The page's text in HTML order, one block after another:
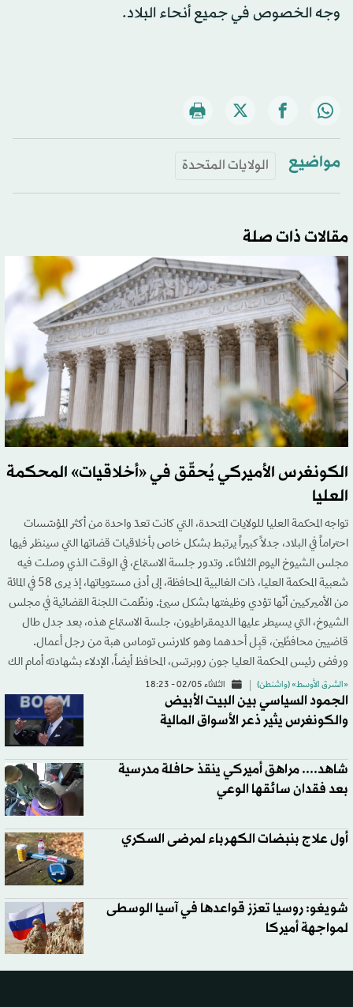
وجه الخصوص في جميع أنحاء البلاد.
مواضيع الولايات المتحدة
مقالات ذات صلة
الكونغرس الأميركي يُحقّق في «أخلاقيات» المحكمة
العليا
تواجه المحكمة العليا للولايات المتحدة، التي كانت تعدّ واحدة من أكثر المؤسّسات
احتراماً في البلاد، جدلاً كبيراً يرتبط بشكل خاص بأخلاقيات قضاتها التي سينظر فيها
مجلس الشيوخ اليوم الثلاثاء. وتدور جلسة الاستماع، في الوقت الذي وصلت فيه
شعبية المحكمة العليا، ذات الغالبية المحافظة، إلى أدنى مستوياتها، إذ يرى 58 في المائة
من الأميركيين أنّها تؤدي وظيفتها بشكل سيئ. ونظّمت اللجنة القضائية في مجلس
الشيوخ، التي يسيطر عليها الديمقراطيون، جلسة الاستماع هذه، بعد جدل طال
قاضيين محافظَين، قبِل أحدهما وهو كلارنس توماس هبة من رجل أعمال.
ورفض رئيس المحكمة العليا جون روبرتس، المحافظ أيضاً، الإدلاء بشهادته أمام الك
«الشرق الأوسط» (واشنطن) الثلاثاء 02/05 - 18:23
الجمود السياسي بين البيت الأبيض
والكونغرس يثير ذعر الأسواق المالية
شاهد.... مراهق أميركي ينقذ حافلة مدرسية
بعد فقدان سائقها الوعي
أول علاج بنبضات الكهرباء لمرضى السكري
شويغو: روسيا تعزز قواعدها في آسيا الوسطى
لمواجهة أميركا